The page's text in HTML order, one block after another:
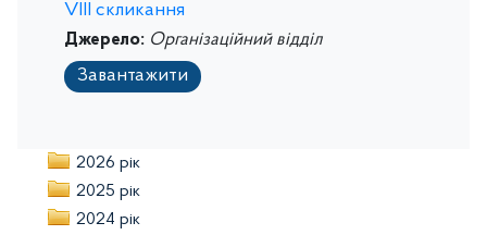
VІІІ скликання
Джерело: Організаційний відділ
Завантажити
2026 рік
2025 рік
2024 рік